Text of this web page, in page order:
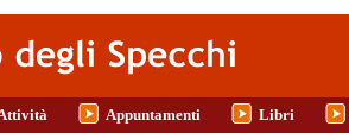
Appuntamenti Libri